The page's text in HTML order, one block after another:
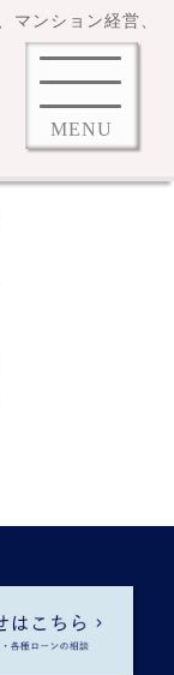
マンション経営、
MENU